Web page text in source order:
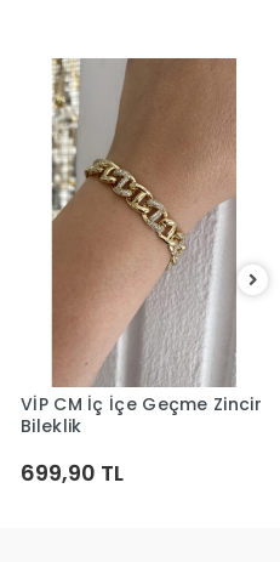
Sepete Ekle
VİP CM İç İçe Geçme Zincir
Bileklik
699,90 TL